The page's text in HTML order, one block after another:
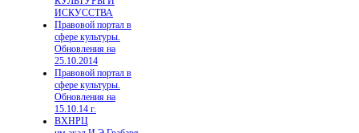
ИСКУССТВА
Правовой портал в
сфере культуры.
Обновления на
25.10.2014
Правовой портал в
сфере культуры.
Обновления на
15.10.14 г.
ВХНРЦ